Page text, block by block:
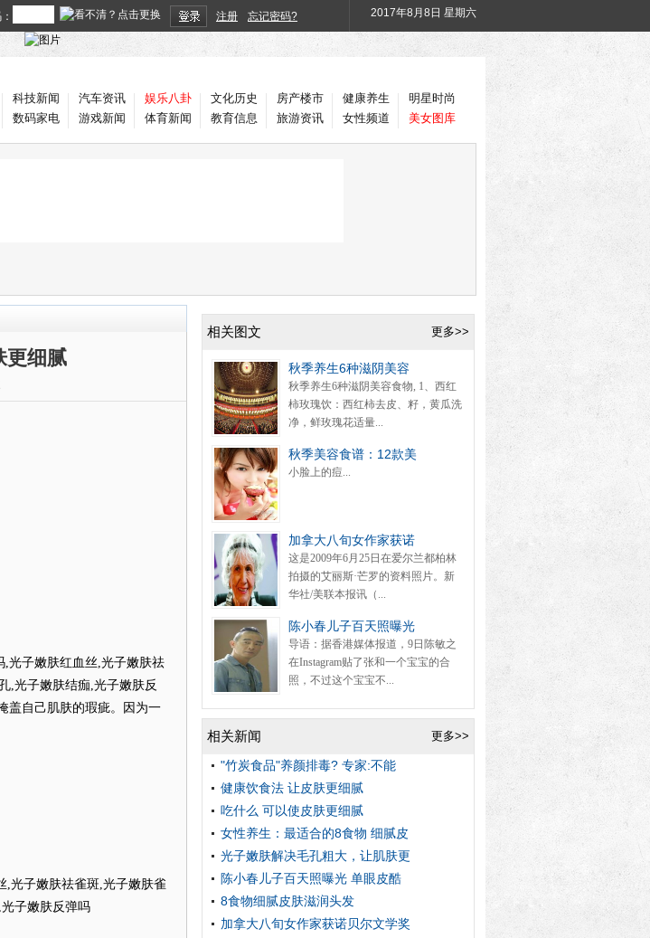
注册 忘记密码? 2017年8月8日 星期六
科技新闻
数码家电
汽车资讯
游戏新闻
娱乐八卦
体育新闻
文化历史
教育信息
房产楼市
旅游资讯
健康养生
女性频道
明星时尚
美女图库
更细腻
光子嫩肤红血丝,光子嫩肤祛
,光子嫩肤结痂,光子嫩肤反
自己肌肤的瑕疵。因为一
,光子嫩肤祛雀斑,光子嫩肤雀
子嫩肤反弹吗
更多>>
相关图文
秋季养生6种滋阴美容
秋季养生6种滋阴美容食物, 1、西红
柿玫瑰饮：西红柿去皮、籽，黄瓜洗
净，鲜玫瑰花适量...
秋季美容食谱：12款美
小脸上的痘...
加拿大八旬女作家获诺
这是2009年6月25日在爱尔兰都柏林
拍摄的艾丽斯·芒罗的资料照片。新
华社/美联本报讯（...
陈小春儿子百天照曝光
导语：据香港媒体报道，9日陈敏之
在Instagram贴了张和一个宝宝的合
照，不过这个宝宝不...
更多>>
相关新闻
"竹炭食品"养颜排毒? 专家:不能
健康饮食法 让皮肤更细腻
吃什么 可以使皮肤更细腻
女性养生：最适合的8食物 细腻皮
光子嫩肤解决毛孔粗大，让肌肤更
陈小春儿子百天照曝光 单眼皮酷
8食物细腻皮肤滋润头发
加拿大八旬女作家获诺贝尔文学奖